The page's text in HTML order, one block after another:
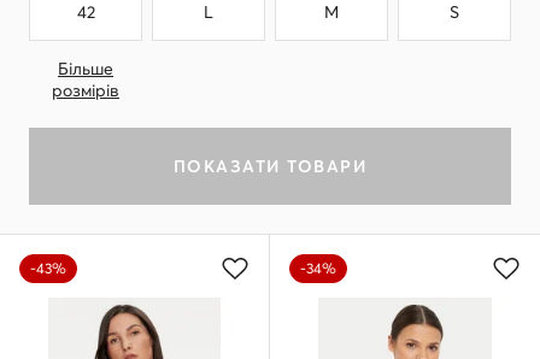
42 L M S
Більше
розмірів
ПОКАЗАТИ ТОВАРИ
-43% -34%